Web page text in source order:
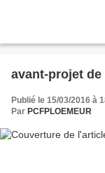
avant-projet
Publié le 15/03/2016 à
Par PCFPLOEMEUR